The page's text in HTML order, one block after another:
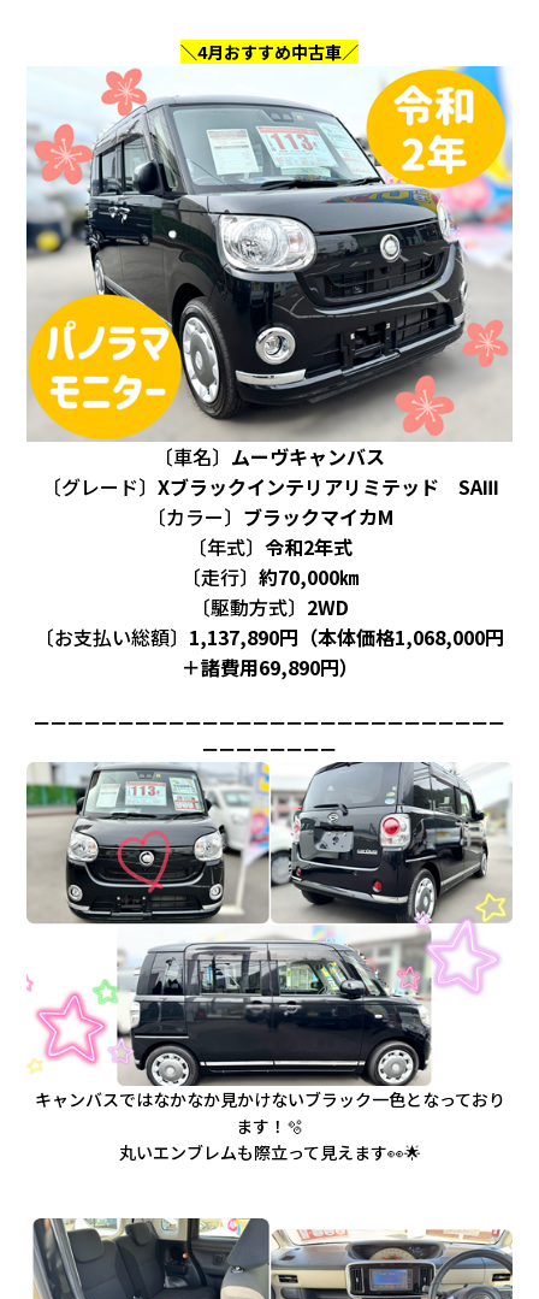
リコ
お問
＼4月おすすめ中古車／
〔車名〕 ムーヴキャンバス
〔グレード〕 Xブラックインテリアリミテッド SAⅢ
〔カラー〕 ブラックマイカM
〔年式〕 令和2年式
〔走行〕 約70,000㎞
〔駆動方式〕 2WD
〔お支払い総額〕 1,137,890円（本体価格1,068,000円
＋諸費用69,890円）
ーーーーーーーーーーーーーーーーーーーーーーーーーーーー
ーーーーーーーー
キャンバスではなかなか見かけないブラック一色となっており
ます！🫧
丸いエンブレムも際立って見えます👀🌟